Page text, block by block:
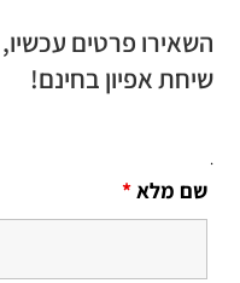
השאירו פרטים
שיחת אפיון בחינם!
.
שם מלא*